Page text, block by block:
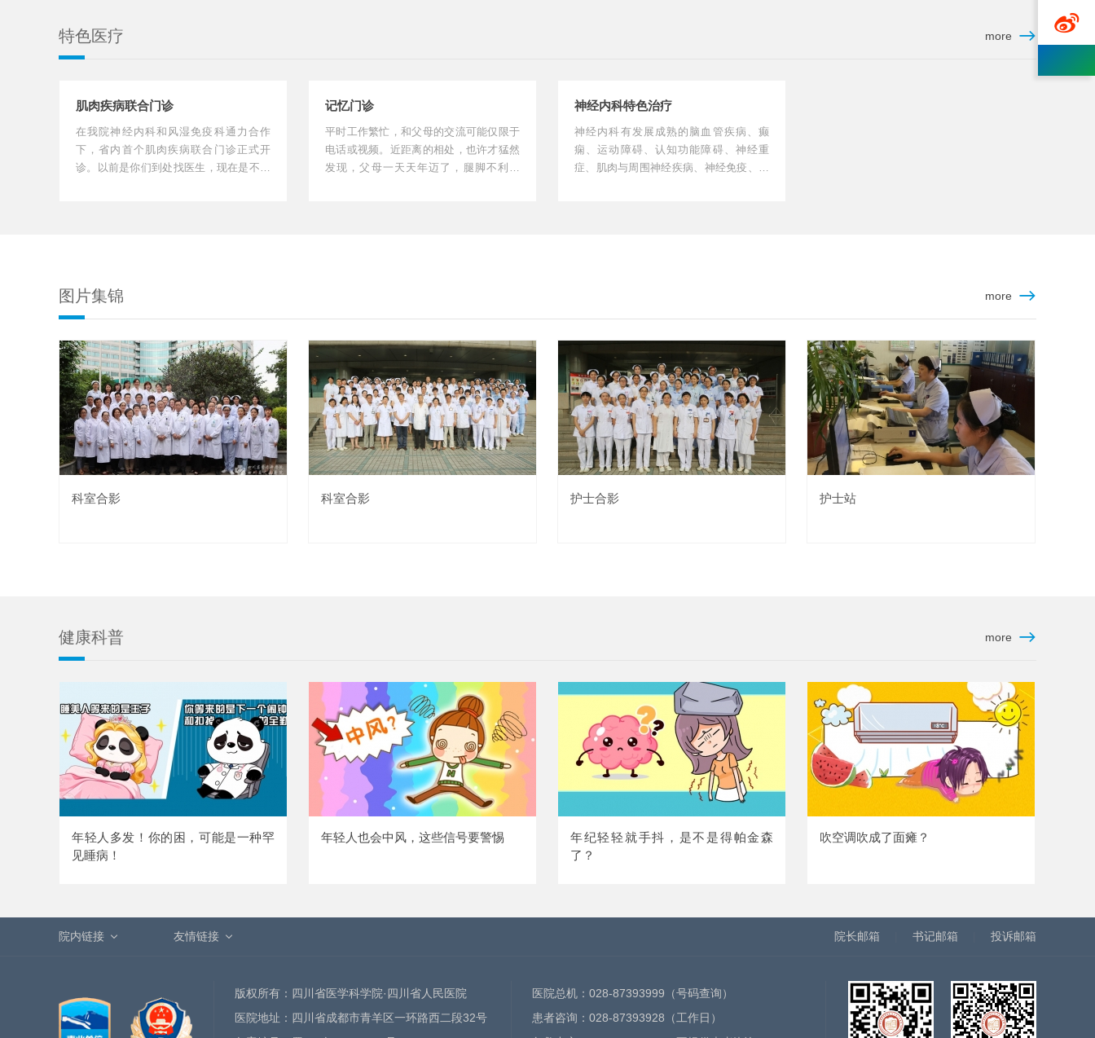
特色医疗 more
肌肉疾病联合门诊
在我院神经内科和风湿免疫科通力合作
下，省内首个肌肉疾病联合门诊正式开
诊。以前是你们到处找医生，现在是不同
记忆门诊
平时工作繁忙，和父母的交流可能仅限于
电话或视频。近距离的相处，也许才猛然
发现，父母一天天年迈了，腿脚不利索
神经内科特色治疗
神经内科有发展成熟的脑血管疾病、癫
痫、运动障碍、认知功能障碍、神经重
症、肌肉与周围神经疾病、神经免疫、神
图片集锦 more
科室合影 科室合影 护士合影 护士站
健康科普 more
年轻人多发！你的困，可能是一种罕
见睡病！
年轻人也会中风，这些信号要警惕
年纪轻轻就手抖，是不是得帕金森
了？
吹空调吹成了面瘫？
院内链接 友情链接 院长邮箱 书记邮箱 投诉邮箱
版权所有：四川省医学科学院·四川省人民医院
医院地址：四川省成都市青羊区一环路西二段32号
医院总机： 028-87393999 （号码查询）
患者咨询： 028-87393928 （工作日）
